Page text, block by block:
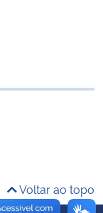
Voltar ao topo